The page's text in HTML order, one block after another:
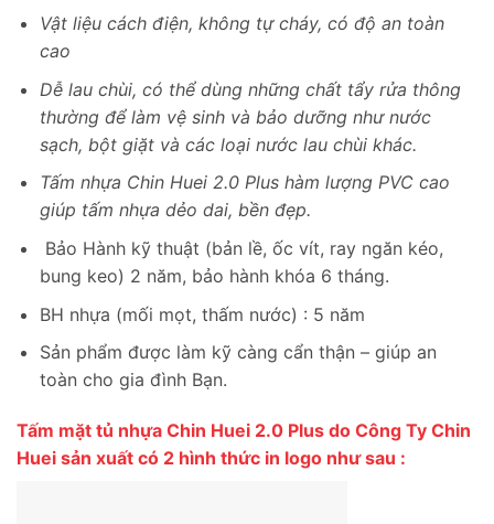
Vật liệu cách điện, không tự cháy, có độ an toàn
cao
Dễ lau chùi, có thể dùng những chất tẩy rửa thông
thường để làm vệ sinh và bảo dưỡng như nước
sạch, bột giặt và các loại nước lau chùi khác.
Tấm nhựa Chin Huei 2.0 Plus hàm lượng PVC cao
giúp tấm nhựa dẻo dai, bền đẹp.
Bảo Hành kỹ thuật (bản lề, ốc vít, ray ngăn kéo,
bung keo) 2 năm, bảo hành khóa 6 tháng.
BH nhựa (mối mọt, thấm nước) : 5 năm
Sản phẩm được làm kỹ càng cẩn thận – giúp an
toàn cho gia đình Bạn.
Tấm mặt tủ nhựa Chin Huei 2.0 Plus do Công Ty Chin
Huei sản xuất có 2 hình thức in logo như sau :